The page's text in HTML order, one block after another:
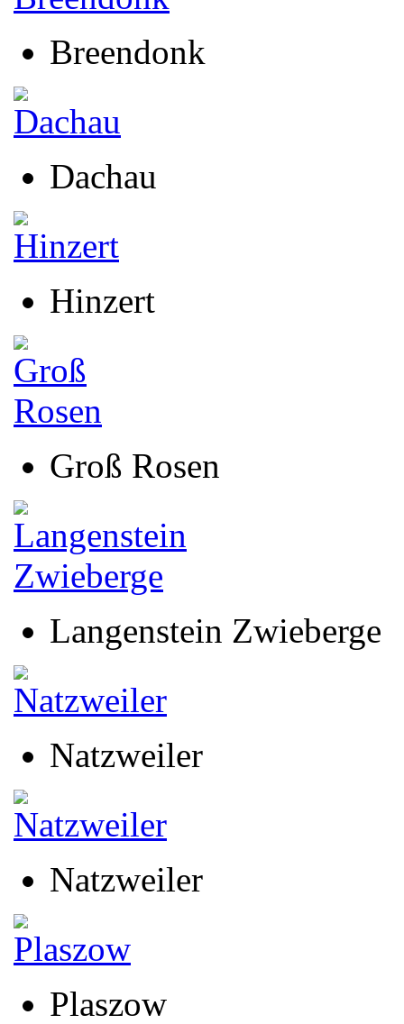
Breendonk
Dachau
Hinzert
Groß Rosen
Langenstein Zwieberge
Natzweiler
Natzweiler
Plaszow